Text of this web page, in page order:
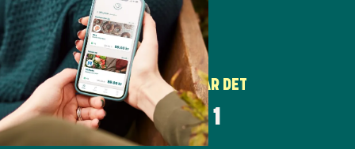
SÅ FUNGERAR DET
STEG 1